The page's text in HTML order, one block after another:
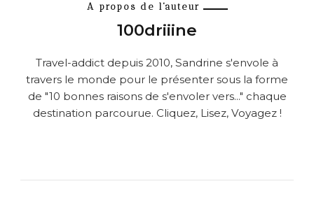
A propos de l'auteur
100driiine
Travel-addict depuis 2010, Sandrine s'envole à
travers le monde pour le présenter sous la forme
de "10 bonnes raisons de s'envoler vers..." chaque
destination parcourue. Cliquez, Lisez, Voyagez !